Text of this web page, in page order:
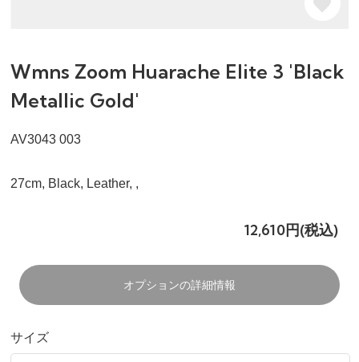
Wmns Zoom Huarache Elite 3 'Black
Metallic Gold'
AV3043 003
27cm, Black, Leather, ,
12,610円(税込)
オプションの詳細情報
サイズ